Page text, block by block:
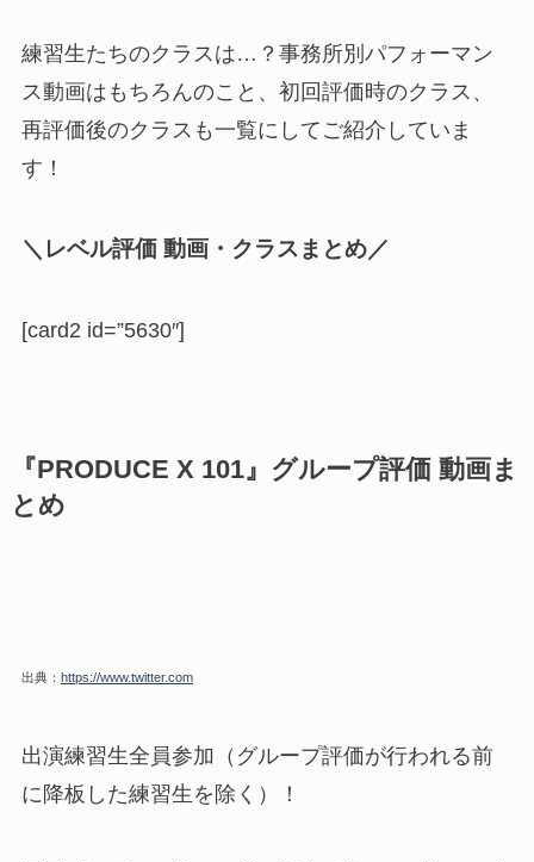
練習生たちのクラスは…？事務所別パフォーマン
ス動画はもちろんのこと、初回評価時のクラス、
再評価後のクラスも一覧にしてご紹介していま
す！
＼レベル評価 動画・クラスまとめ／
[card2 id=”5630″]
『PRODUCE X 101』グループ評価 動画ま
とめ
出典： https://www.twitter.com
出演練習生全員参加（グループ評価が行われる前
に降板した練習生を除く）！